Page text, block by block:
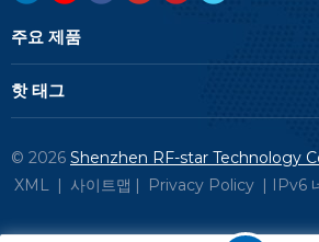
주요 제품
핫 태그
© 2026 Shenzhen RF-star Technology
XML | 사이트맵 | Privacy Policy | IPv6